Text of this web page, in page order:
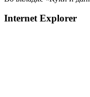
Internet Explorer